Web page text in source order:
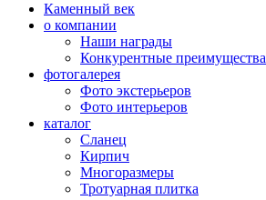
Каменный век
о компании
Наши награды
Конкурентные преимущества
фотогалерея
Фото экстерьеров
Фото интерьеров
каталог
Сланец
Кирпич
Многоразмеры
Тротуарная плитка